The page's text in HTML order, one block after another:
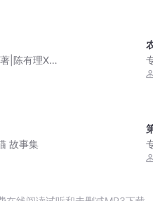
|陈有理X大
故事集